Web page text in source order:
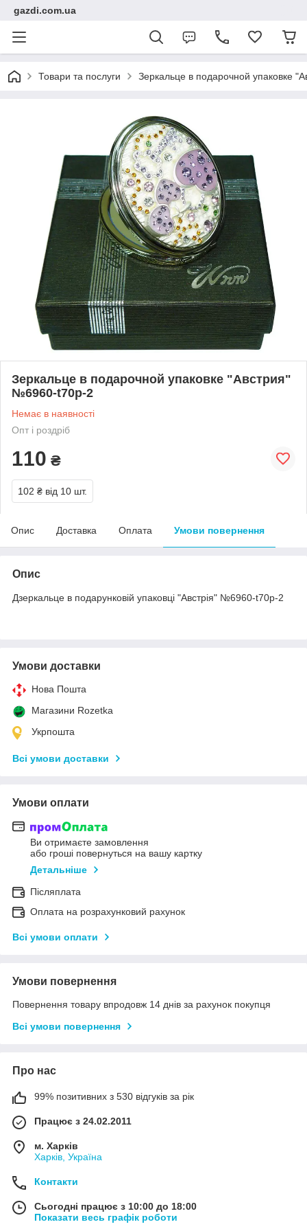
gazdi.com.ua
Товари та послуги Зеркальце в подарочной упаковке
Зеркальце в подарочной упаковке "Австрия"
№6960-t70p-2
Немає в наявності
Опт і роздріб
110 ₴
102 ₴ від 10 шт.
Опис Доставка Оплата Умови повернення
Опис
Дзеркальце в подарунковій упаковці "Австрія" №6960-t70p-2
Умови доставки
Нова Пошта
Магазини Rozetka
Укрпошта
Всі умови доставки
Умови оплати
Ви отримаєте замовлення
або гроші повернуться на вашу картку
Детальніше
Післяплата
Оплата на розрахунковий рахунок
Всі умови оплати
Умови повернення
Повернення товару впродовж 14 днів за рахунок покупця
Всі умови повернення
Про нас
99% позитивних з 530 відгуків за рік
Працює з 24.02.2011
м. Харків
Харків, Україна
Контакти
Сьогодні працює з 10:00 до 18:00
Показати весь графік роботи